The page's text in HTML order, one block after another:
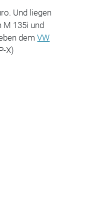
Und liegen
M 135i und
demVW
X)